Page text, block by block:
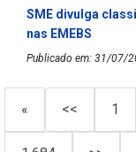
SME divulga
nas EMEBS
Publicado em: 31/07/
« << 1